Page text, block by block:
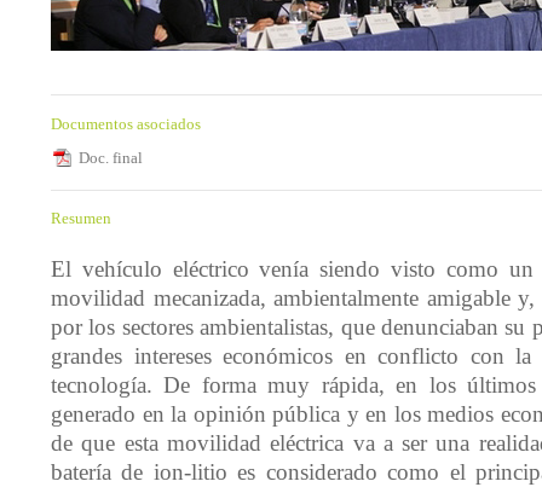
Documentos asociados
Doc. final
Resumen
El vehículo eléctrico venía siendo visto como un
movilidad mecanizada, ambientalmente amigable
por los sectores ambientalistas, que denunciaban su
grandes intereses económicos en conflicto con
tecnología. De forma muy rápida, en los últimos
generado en la opinión pública y en los medios
de que esta movilidad eléctrica va a ser una
batería de ion-litio es considerado como el